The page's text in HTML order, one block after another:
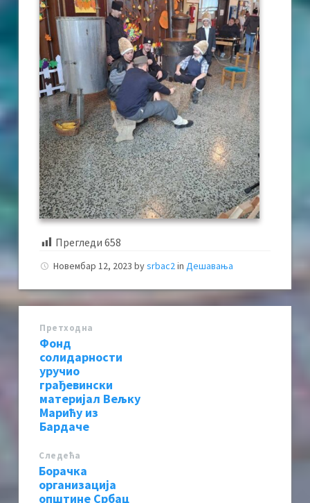
Прегледи 658
Новембар 12, 2023 bysrbac2in Дешавања
Претходна
Фонд
солидарности
уручио
грађевински
материјал Вељку
Марићу из
Бардаче
Следећa
Борачка
организација
општине Србац